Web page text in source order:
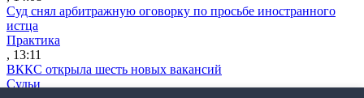
Суд снял арбитражную оговорку по просьбе иностранного
истца
Практика
, 13:11
ВККС открыла шесть новых вакансий
Судьи